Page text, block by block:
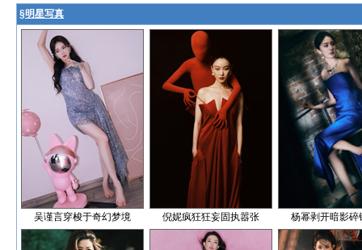
§明星写真
吴谨言穿梭于奇幻梦境 倪妮疯狂狂妄固执嚣张 杨幂剥开暗影碎